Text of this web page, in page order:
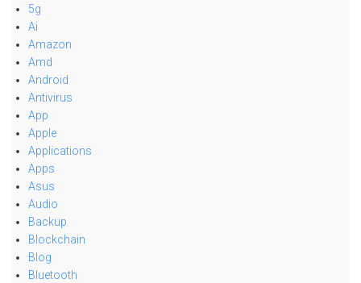
5g
Ai
Amazon
Amd
Android
Antivirus
App
Apple
Applications
Apps
Asus
Audio
Backup
Blockchain
Blog
Bluetooth